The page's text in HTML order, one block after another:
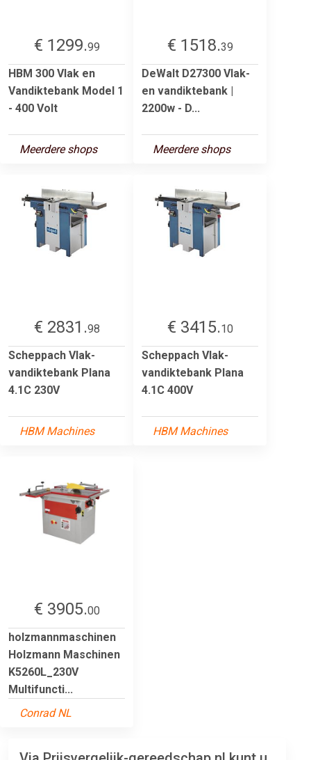
€ 1299.99
HBM 300 Vlak en
Vandiktebank Model 1
- 400 Volt
Meerdere shops
€ 1518.39
DeWalt D27300 Vlak-
en vandiktebank |
2200w - D...
Meerdere shops
€ 2831.98
Scheppach Vlak-
vandiktebank Plana
4.1C 230V
HBM Machines
€ 3415.10
Scheppach Vlak-
vandiktebank Plana
4.1C 400V
HBM Machines
€ 3905.00
holzmannmaschinen
Holzmann Maschinen
K5260L_230V
Multifuncti...
Conrad NL